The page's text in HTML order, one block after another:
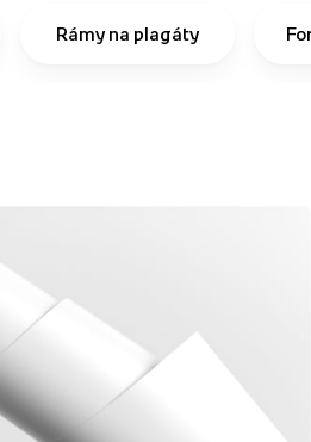
Rámy na plagáty